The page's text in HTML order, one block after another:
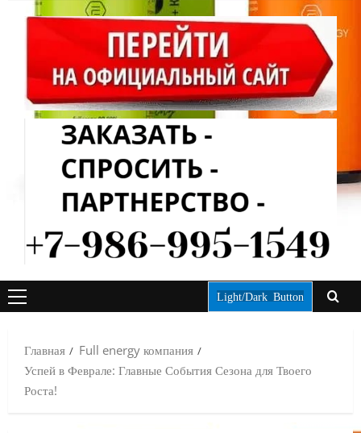
ОСНОВНОЕ
Light/Dark Button
Главная
Full energy компания
Успей в Феврале: Главные События Сезона для Твоего
Роста!